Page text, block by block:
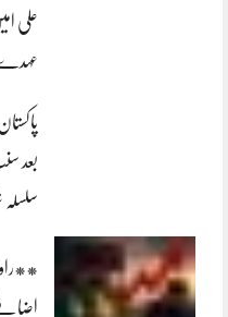
علی
عہدے
بعد